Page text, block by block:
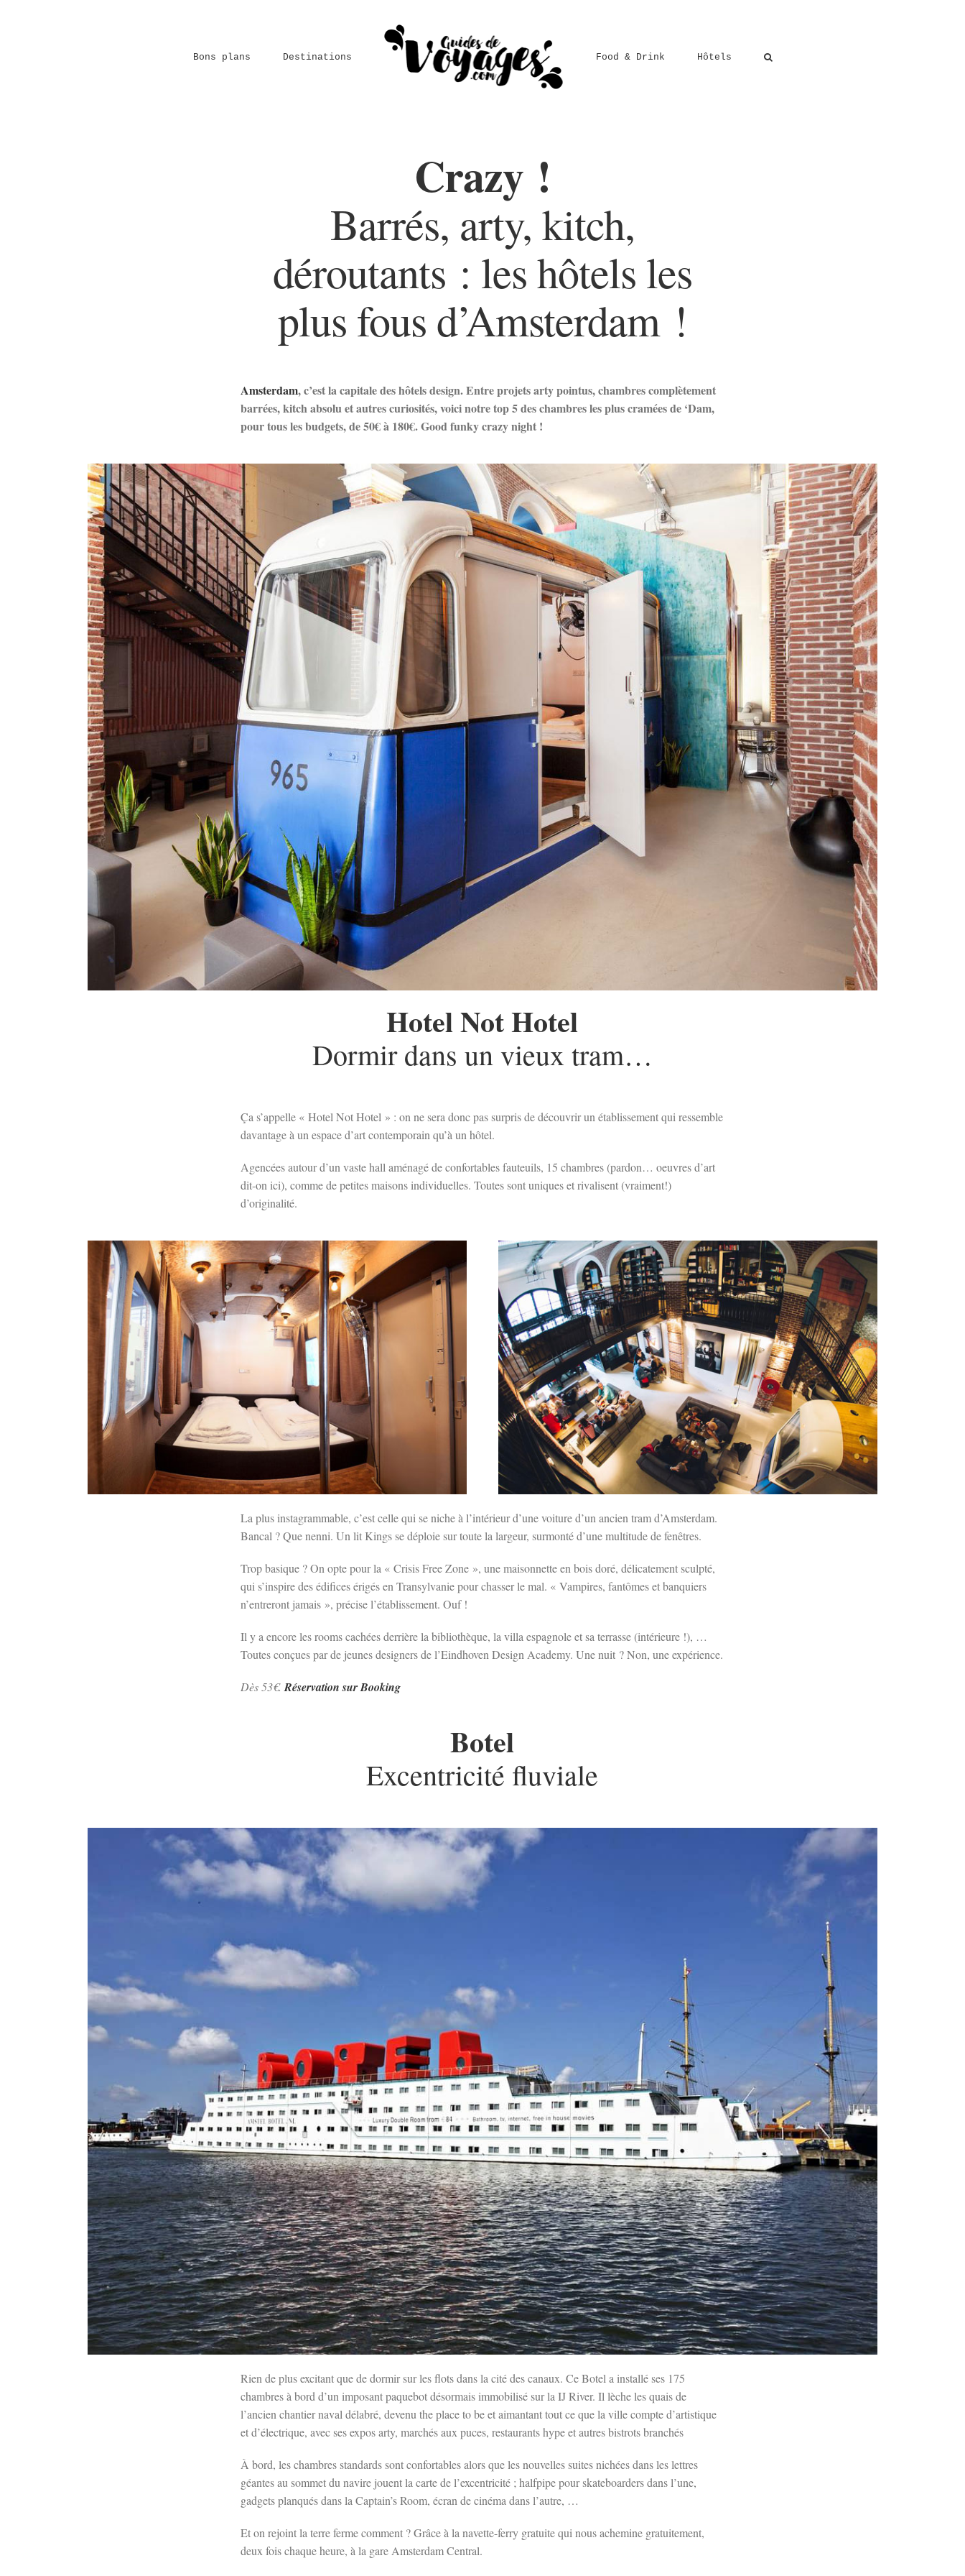
Bons plans Destinations Food & Drink Hôtels
Crazy !
Barrés, arty, kitch,
déroutants : les hôtels les
plus fous d’Amsterdam !
Amsterdam, c’est la capitale des hôtels design. Entre projets arty pointus, chambres complètement
barrées, kitch absolu et autres curiosités, voici notre top 5 des chambres les plus cramées de ‘Dam,
pour tous les budgets, de 50€ à 180€. Good funky crazy night !
Hotel Not Hotel
Dormir dans un vieux tram…
Ça s’appelle « Hotel Not Hotel » : on ne sera donc pas surpris de découvrir un établissement qui ressemble
davantage à un espace d’art contemporain qu’à un hôtel.
Agencées autour d’un vaste hall aménagé de confortables fauteuils, 15 chambres (pardon… oeuvres d’art
dit-on ici), comme de petites maisons individuelles. Toutes sont uniques et rivalisent (vraiment!)
d’originalité.
La plus instagrammable, c’est celle qui se niche à l’intérieur d’une voiture d’un ancien tram d’Amsterdam.
Bancal ? Que nenni. Un lit Kings se déploie sur toute la largeur, surmonté d’une multitude de fenêtres.
Trop basique ? On opte pour la « Crisis Free Zone », une maisonnette en bois doré, délicatement sculpté,
qui s’inspire des édifices érigés en Transylvanie pour chasser le mal. « Vampires, fantômes et banquiers
n’entreront jamais », précise l’établissement. Ouf !
Il y a encore les rooms cachées derrière la bibliothèque, la villa espagnole et sa terrasse (intérieure !), …
Toutes conçues par de jeunes designers de l’Eindhoven Design Academy. Une nuit ? Non, une expérience.
Dès 53€. Réservation sur Booking
Botel
Excentricité fluviale
Rien de plus excitant que de dormir sur les flots dans la cité des canaux. Ce Botel a installé ses 175
chambres à bord d’un imposant paquebot désormais immobilisé sur la IJ River. Il lèche les quais de
l’ancien chantier naval délabré, devenu the place to be et aimantant tout ce que la ville compte d’artistique
et d’électrique, avec ses expos arty, marchés aux puces, restaurants hype et autres bistrots branchés
À bord, les chambres standards sont confortables alors que les nouvelles suites nichées dans les lettres
géantes au sommet du navire jouent la carte de l’excentricité ; halfpipe pour skateboarders dans l’une,
gadgets planqués dans la Captain’s Room, écran de cinéma dans l’autre, …
Et on rejoint la terre ferme comment ? Grâce à la navette-ferry gratuite qui nous achemine gratuitement,
deux fois chaque heure, à la gare Amsterdam Central.